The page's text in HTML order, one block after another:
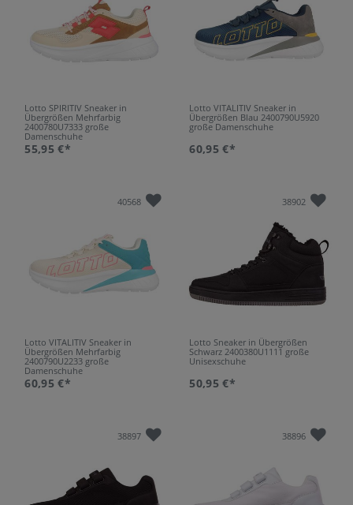
Lotto SPIRITIV Sneaker in
Übergrößen Mehrfarbig
2400780U7333 große
Damenschuhe
55,95 €*
Lotto VITALITIV Sneaker in
Übergrößen Blau 2400790U5920
große Damenschuhe
60,95 €*
40568
Lotto VITALITIV Sneaker in
Übergrößen Mehrfarbig
2400790U2233 große
Damenschuhe
60,95 €*
38902
Lotto Sneaker in Übergrößen
Schwarz 2400380U1111 große
Unisexschuhe
50,95 €*
38897 38896